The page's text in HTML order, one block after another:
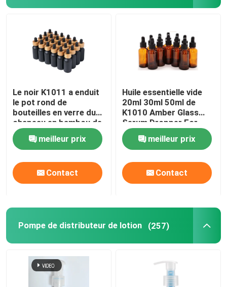
Le noir K1011 a enduit
le pot rond de
bouteilles en verre du
chapeau en bambou de
compte-gouttes
meilleur prix
Contact
Huile essentielle vide
20ml 30ml 50ml de
K1010 Amber Glass
Serum Dropper For
meilleur prix
Contact
Pompe de distributeur de lotion (257)